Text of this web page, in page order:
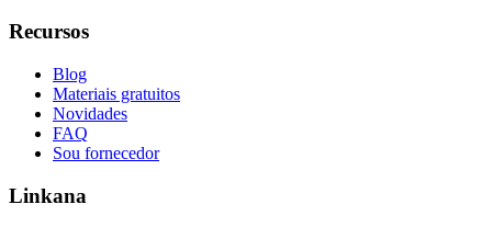
Recursos
Blog
Materiais gratuitos
Novidades
FAQ
Sou fornecedor
Linkana